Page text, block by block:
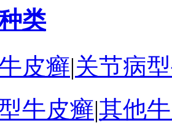
类
皮癣|关节病
牛皮癣|其他